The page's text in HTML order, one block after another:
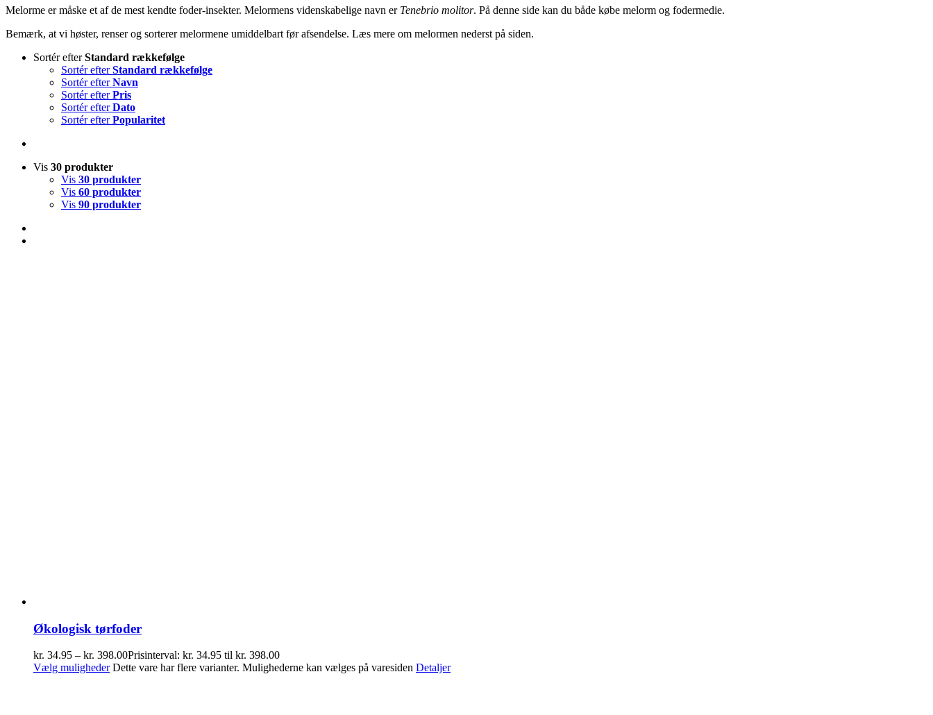
Melorme er måske et af de mest kendte foder-insekter. Melormens videnskabelige navn er Tenebrio molitor. På denne side kan du både købe melorm og fodermedie.
Bemærk, at vi høster, renser og sorterer melormene umiddelbart før afsendelse. Læs mere om melormen nederst på siden.
Sortér efterStandard rækkefølge
Sortér efterStandard rækkefølge
Sortér efterNavn
Sortér efterPris
Sortér efterDato
Sortér efterPopularitet
Vis 30 produkter
Vis 30 produkter
Vis 60 produkter
Vis 90 produkter
Økologisk tørfoder
kr. 34.95 – kr. 398.00Prisinterval: kr. 34.95 til kr. 398.00
Vælg muligheder Dette vare har flere varianter. Mulighederne kan vælges på varesiden Detaljer